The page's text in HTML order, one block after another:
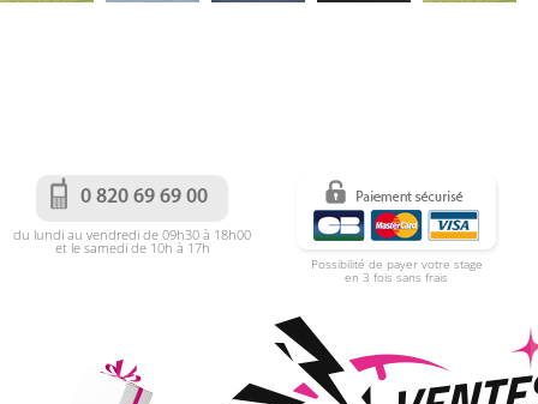
0 820 69 69 00
du lundi au vendredi de 09h30 à 18h00
et le samedi de 10h à 17h
Possibilité de payer votre stage
en 3 fois sans frais